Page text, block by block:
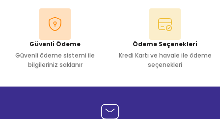
Güvenli Ödeme
Güvenli ödeme sistemi ile
bilgileriniz saklanır
Ödeme Seçenekleri
Kredi Kartı ve havale ile ödeme
seçenekleri